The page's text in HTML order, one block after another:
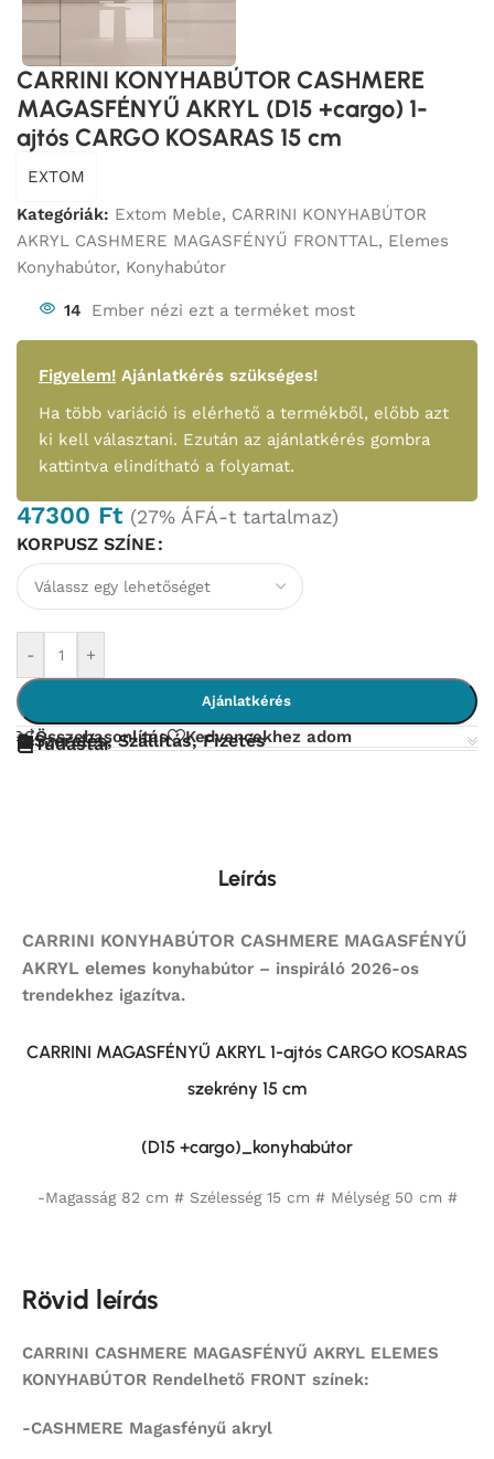
CARRINI KONYHABÚTOR CASHMERE
MAGASFÉNYŰ AKRYL (D15 +cargo) 1-
ajtós CARGO KOSARAS 15 cm
EXTOM
Kategóriák: Extom Meble, CARRINI KONYHABÚTOR
AKRYL CASHMERE MAGASFÉNYŰ FRONTTAL, Elemes
Konyhabútor, Konyhabútor
14 Ember nézi ezt a terméket most
Figyelem! Ajánlatkérés szükséges!
Ha több variáció is elérhető a termékből, előbb azt
ki kell választani. Ezután az ajánlatkérés gombra
kattintva elindítható a folyamat.
47300 Ft (27% ÁFÁ-t tartalmaz)
KORPUSZ SZÍNE
- +
Ajánlatkérés
Összehasonlítás Kedvencekhez adom
Szerelés, Szállítás, Fizetés
Tudástár
Leírás
CARRINI KONYHABÚTOR CASHMERE MAGASFÉNYŰ
AKRYL elemes konyhabútor – inspiráló 2026-os
trendekhez igazítva.
CARRINI MAGASFÉNYŰ AKRYL 1-ajtós CARGO KOSARAS
szekrény 15 cm
(D15 +cargo)_konyhabútor
-Magasság 82 cm # Szélesség 15 cm # Mélység 50 cm #
Rövid leírás
CARRINI CASHMERE MAGASFÉNYŰ AKRYL ELEMES
KONYHABÚTOR Rendelhető FRONT színek:
-CASHMERE Magasfényű akryl